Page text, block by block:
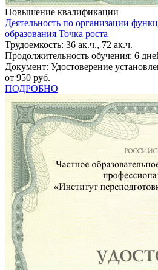
Повышение квалификации
Деятельность по организации
образования Точка роста
Трудоемкость: 36 ак.ч., 72 ак.ч.
Продолжительность обучения: 6
Документ: Удостоверение
от 950 руб.
ПОДРОБНО